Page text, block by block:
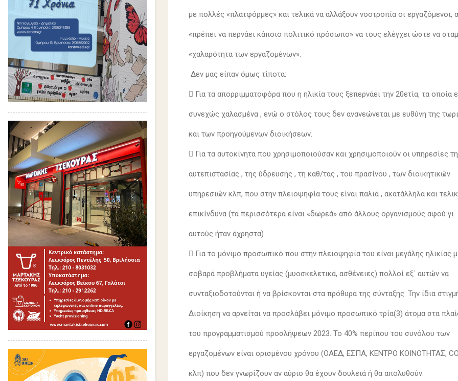
με πολλές «πλατφόρμες» και τελικά να αλλάξουν νοοτροπία οι εργαζόμενοι,
«πρέπει να περνάει κάποιο πολιτικό πρόσωπο» να τους ελέγχει ώστε να
«χαλαρότητα των εργαζομένων».
Δεν μας είπαν όμως τίποτα:
 Για τα απορριμματοφόρα που η ηλικία τους ξεπερνάει την 20ετία, τα οποία
συνεχώς χαλασμένα , ενώ ο στόλος τους δεν ανανεώνεται με ευθύνη της
και των προηγούμενων διοικήσεων.
 Για τα αυτοκίνητα που χρησιμοποιούσαν και χρησιμοποιούν οι υπηρεσίες
αυτεπιστασίας , της ύδρευσης , τη καθ/τας , του πρασίνου , των διοικητικών
υπηρεσιών κλπ, που στην πλειοψηφία τους είναι παλιά , ακατάλληλα και
επικίνδυνα (τα περισσότερα είναι «δωρεά» από άλλους οργανισμούς αφού γι
αυτούς ήταν άχρηστα)
 Για το μόνιμο προσωπικό που στην πλειοψηφία του είναι μεγάλης ηλικίας
σοβαρά προβλήματα υγείας (μυοσκελετικά, ασθένειες) πολλοί εξ΄ αυτών να
συνταξιοδοτούνται ή να βρίσκονται στα πρόθυρα της σύνταξης. Την ίδια
Διοίκηση να αρνείται να προσλάβει μόνιμο προσωπικό τρία(3) άτομα στα
του προγραμματισμού προσλήψεων 2023. Το 40% περίπου του συνόλου των
εργαζομένων είναι ορισμένου χρόνου (ΟΑΕΔ, ΕΣΠΑ, ΚΕΝΤΡΟ ΚΟΙΝΟΤΗΤΑΣ,
κλπ) που δεν γνωρίζουν αν αύριο θα έχουν δουλειά ή θα απολυθούν.